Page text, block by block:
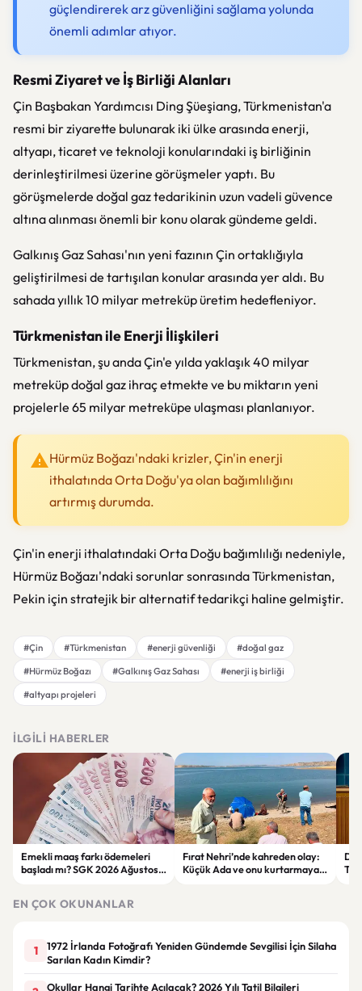
güçlendirerek arz güvenliğini sağlama yolunda
önemli adımlar atıyor.
Resmi Ziyaret ve İş Birliği Alanları
Çin Başbakan Yardımcısı Ding Şüeşiang, Türkmenistan'a
resmi bir ziyarette bulunarak iki ülke arasında enerji,
altyapı, ticaret ve teknoloji konularındaki iş birliğinin
derinleştirilmesi üzerine görüşmeler yaptı. Bu
görüşmelerde doğal gaz tedarikinin uzun vadeli güvence
altına alınması önemli bir konu olarak gündeme geldi.
Galkınış Gaz Sahası'nın yeni fazının Çin ortaklığıyla
geliştirilmesi de tartışılan konular arasında yer aldı. Bu
sahada yıllık 10 milyar metreküp üretim hedefleniyor.
Türkmenistan ile Enerji İlişkileri
Türkmenistan, şu anda Çin'e yılda yaklaşık 40 milyar
metreküp doğal gaz ihraç etmekte ve bu miktarın yeni
projelerle 65 milyar metreküpe ulaşması planlanıyor.
Hürmüz Boğazı'ndaki krizler, Çin'in enerji
ithalatında Orta Doğu'ya olan bağımlılığını
artırmış durumda.
Çin'in enerji ithalatındaki Orta Doğu bağımlılığı nedeniyle,
Hürmüz Boğazı'ndaki sorunlar sonrasında Türkmenistan,
Pekin için stratejik bir alternatif tedarikçi haline gelmiştir.
#Çin #Türkmenistan #enerji güvenliği
#doğal gaz
#Hürmüz Boğazı
#Galkınış Gaz Sahası
#enerji iş birliği
#altyapı projeleri
İLGILI HABERLER
Emekli maaş farkı ödemeleri
başladı mı? SGK 2026 Ağustos
Fırat Nehri’nde kahreden olay:
Küçük Ada ve onu kurtarmaya
EN ÇOK OKUNANLAR
1
1972 İrlanda Fotoğrafı Yeniden Gündemde Sevgilisi İçin Silaha
Sarılan Kadın Kimdir?
Okullar Hangi Tarihte Açılacak? 2026 Yılı Tatil Bilgileri